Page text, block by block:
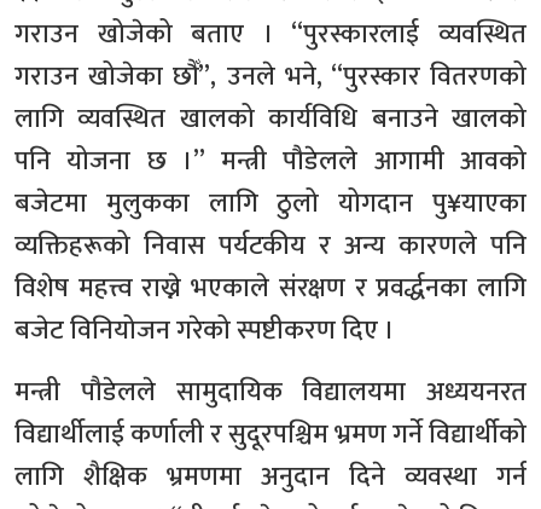
गराउन खोजेको बताए । “पुरस्कारलाई व्यवस्थित
गराउन खोजेका छौँ”, उनले भने, “पुरस्कार वितरणको
लागि व्यवस्थित खालको कार्यविधि बनाउने खालको
पनि योजना छ ।” मन्त्री पौडेलले आगामी आवको
बजेटमा मुलुकका लागि ठुलो योगदान पु¥याएका
व्यक्तिहरूको निवास पर्यटकीय र अन्य कारणले पनि
विशेष महत्त्व राख्ने भएकाले संरक्षण र प्रवर्द्धनका लागि
बजेट विनियोजन गरेको स्पष्टीकरण दिए ।
मन्त्री पौडेलले सामुदायिक विद्यालयमा अध्ययनरत
विद्यार्थीलाई कर्णाली र सुदूरपश्चिम भ्रमण गर्ने विद्यार्थीको
लागि शैक्षिक भ्रमणमा अनुदान दिने व्यवस्था गर्न